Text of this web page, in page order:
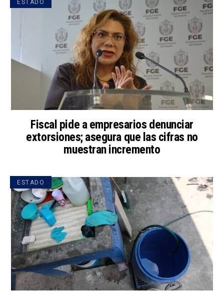
ESTADO
Fiscal pide a empresarios denunciar
extorsiones; asegura que las cifras no
muestran incremento
ESTADO